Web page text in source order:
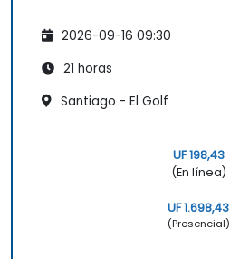
2026-09-16 09:30
21 horas
Santiago - El Golf
UF 198,43
(En línea)
UF 1.698,43
(Presencial)